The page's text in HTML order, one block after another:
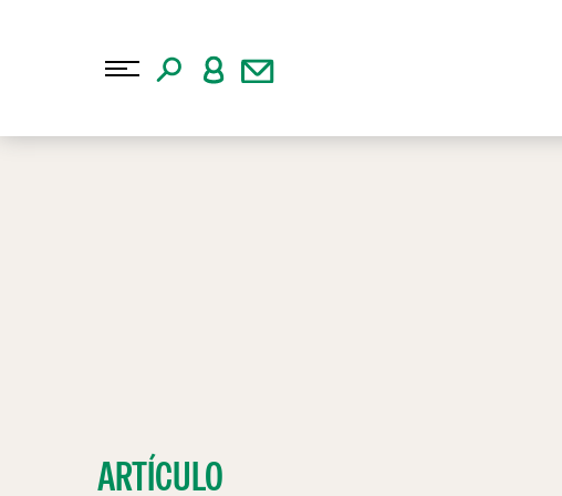
ARTÍCULO